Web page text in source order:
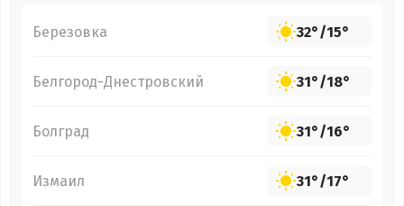
Березовка 32°/15°
Белгород-Днестровский 31°/18°
Болград 31°/16°
Измаил 31°/17°